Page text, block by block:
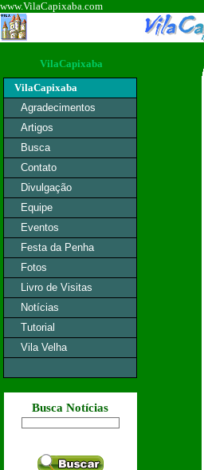
www.VilaCapixaba.com
VilaCapixaba
VilaCapixaba
Agradecimentos
Artigos
Busca
Contato
Divulgação
Equipe
Eventos
Festa da Penha
Fotos
Livro de Visitas
Notícias
Tutorial
Vila Velha
Busca Notícias